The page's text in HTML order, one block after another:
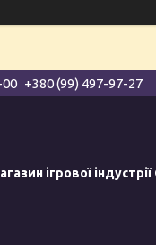
00 +380 (99) 497-97-27
ігрової